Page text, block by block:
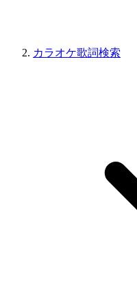
カラオケ歌詞検索